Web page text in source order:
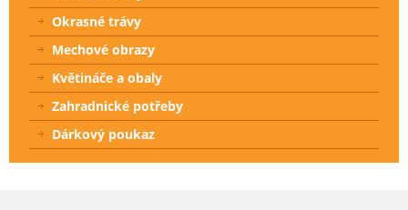
Okrasné trávy
Mechové obrazy
Květináče a obaly
Zahradnické potřeby
Dárkový poukaz